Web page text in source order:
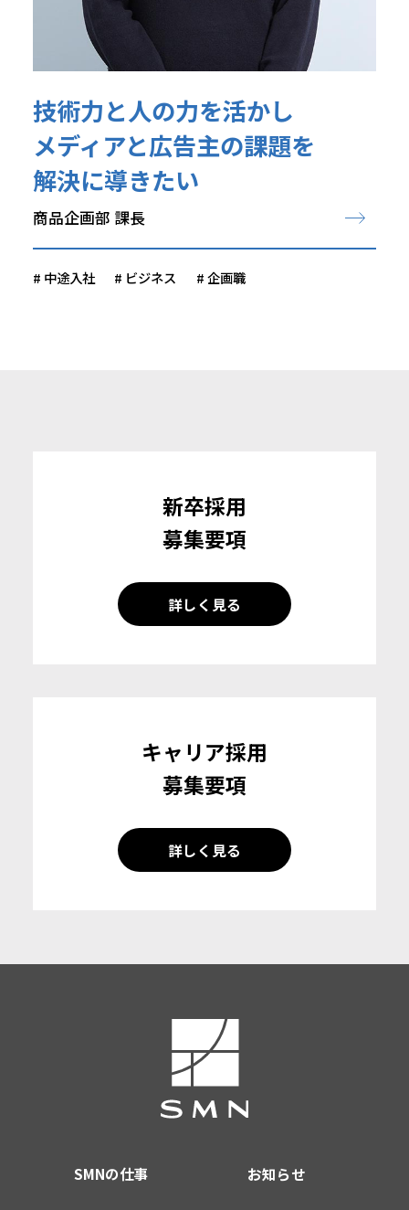
技術力と人の力を活かし
メディアと広告主の課題を
解決に導きたい
商品企画部 課長
中途入社 ビジネス 企画職
新卒採用
募集要項
詳しく見る
キャリア採用
募集要項
詳しく見る
SMNの仕事 お知らせ